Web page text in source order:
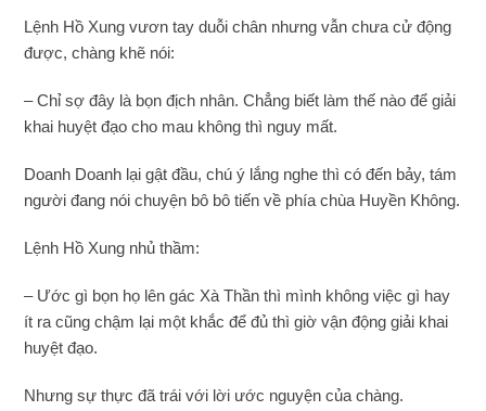
Lệnh Hồ Xung vươn tay duỗi chân nhưng vẫn chưa cử động
được, chàng khẽ nói:
– Chỉ sợ đây là bọn địch nhân. Chẳng biết làm thế nào để giải
khai huyệt đạo cho mau không thì nguy mất.
Doanh Doanh lại gật đầu, chú ý lắng nghe thì có đến bảy, tám
người đang nói chuyện bô bô tiến về phía chùa Huyền Không.
Lệnh Hồ Xung nhủ thầm:
– Ước gì bọn họ lên gác Xà Thần thì mình không việc gì hay
ít ra cũng chậm lại một khắc để đủ thì giờ vận động giải khai
huyệt đạo.
Nhưng sự thực đã trái với lời ước nguyện của chàng.